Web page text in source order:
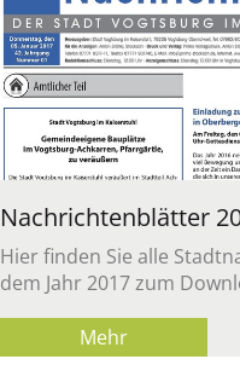
Nach­rich­ten­blät­ter
Hier fin­den Sie alle
dem Jahr 2017 zum
Mehr